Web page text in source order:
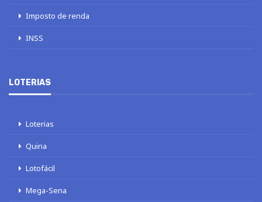
Imposto de renda
INSS
LOTERIAS
Loterias
Quina
Lotofácil
Mega-Sena